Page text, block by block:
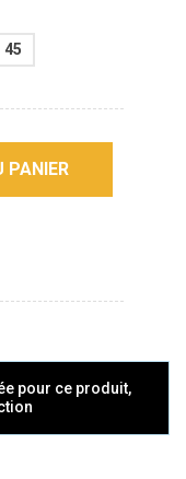
45
PANIER
pour ce produit,